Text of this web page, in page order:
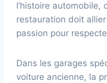
l’histoire automobile,
restauration doit
passion pour
Dans les garages
voiture ancienne, la